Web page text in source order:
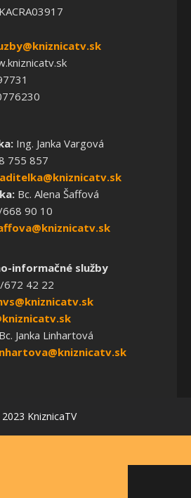
Ing. Janka Vargová
755 857
Bc. Alena Šaffová
668 90 10
informačné služby
672 42 22
Janka Linhartová
KniznicaTV